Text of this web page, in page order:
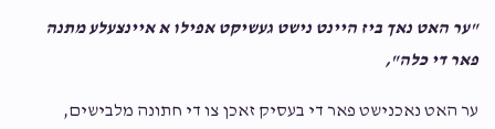
Sold
Shaya Bernath Mordchei Gelb
$180.00
"ער האט נאך ביז היינט נישט געשיקט אפילו א איינצעלע מתנה
פאר די כלה",
‎ער האט נאכנישט פאר די בעסיק זאכן צו די חתונה מלבישים,